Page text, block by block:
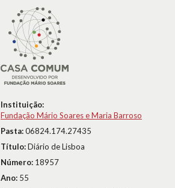
Instituição:
Fundação Mário Soares e Maria Barroso
Pasta:06824.174.27435
Título:Diário de Lisboa
Número: 18957
Ano: 55